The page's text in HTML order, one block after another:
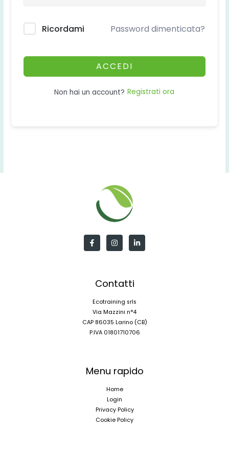
Ricordami Password dimenticata?
ACCEDI
Non hai un account? Registrati ora
Contatti
Ecotraining srls
Via Mazzini n°4
CAP 86035 Larino (CB)
P.IVA 01801710706
Menu rapido
Home
Login
Privacy Policy
Cookie Policy